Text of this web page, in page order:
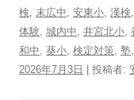
検
末広中 安東小 漢検
体験 城内中 井宮北小
和中 葵小 検定対策 塾
2026年7月3日
投稿者: